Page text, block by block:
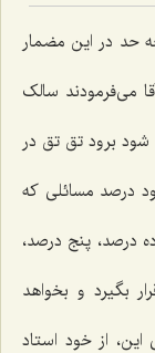
حد در این مضمار
می‌فرمودند سالک
شود برود تق تق در
درصد مسائلی که
درصد، پنج درصد،
بگیرد و بخواهد
از خود استاد